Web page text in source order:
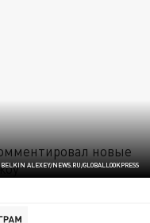
ALEXEY/NEWS.RU/GLOBALLOOKPRESS